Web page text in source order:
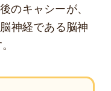
のキャシーが、
神経である脳神